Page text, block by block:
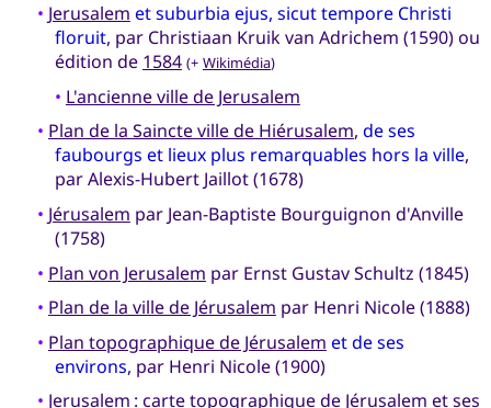
• Jerusalem et suburbia ejus, sicut tempore Christi
floruit, par Christiaan Kruik van Adrichem (1590) ou
édition de 1584 (+ Wikimédia)
• L'ancienne ville de Jerusalem
• Plan de la Saincte ville de Hiérusalem, de ses
faubourgs et lieux plus remarquables hors la ville,
par Alexis-Hubert Jaillot (1678)
• Jérusalem par Jean-Baptiste Bourguignon d'Anville
(1758)
• Plan von Jerusalem par Ernst Gustav Schultz (1845)
• Plan de la ville de Jérusalem par Henri Nicole (1888)
• Plan topographique de Jérusalem et de ses
environs, par Henri Nicole (1900)
• Jerusalem : carte topographique de Jérusalem et ses